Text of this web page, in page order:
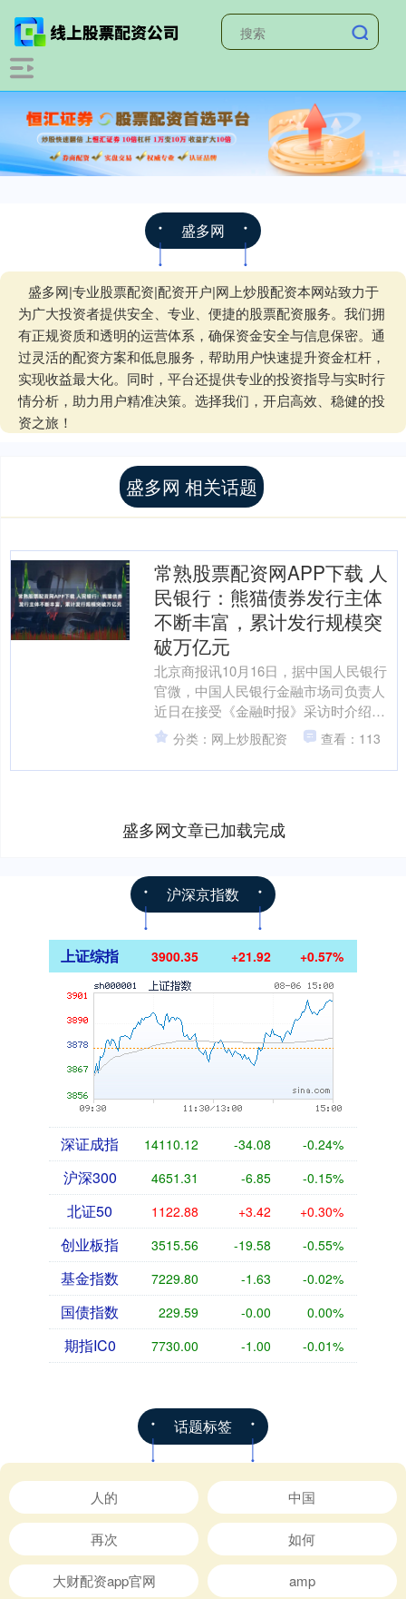
盛多网
盛多网|专业股票配资|配资开户|网上炒股配资本网站致力于
为广大投资者提供安全、专业、便捷的股票配资服务。我们拥
有正规资质和透明的运营体系，确保资金安全与信息保密。通
过灵活的配资方案和低息服务，帮助用户快速提升资金杠杆，
实现收益最大化。同时，平台还提供专业的投资指导与实时行
情分析，助力用户精准决策。选择我们，开启高效、稳健的投
资之旅！
盛多网 相关话题
常熟股票配资网APP下载 人
民银行：熊猫债券发行主体
不断丰富，累计发行规模突
破万亿元
北京商报讯10月16日，据中国人民银行
官微，中国人民银行金融市场司负责人
近日在接受《金融时报》采访时介绍，
中国人民银行稳步扩大制度型开放，优
化境外机构投资环境。....
分类：网上炒股配资 查看：113
盛多网文章已加载完成
沪深京指数
上证综指 3900.35 +21.92 +0.57%
深证成指 14110.12 -34.08 -0.24%
沪深300 4651.31 -6.85 -0.15%
北证50 1122.88 +3.42 +0.30%
创业板指 3515.56 -19.58 -0.55%
基金指数 7229.80 -1.63 -0.02%
国债指数 229.59 -0.00 0.00%
期指IC0 7730.00 -1.00 -0.01%
话题标签
人的 中国
再次 如何
大财配资app官网 amp